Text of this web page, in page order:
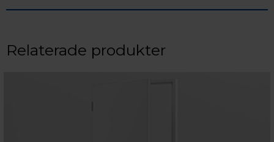
Relaterade produkter